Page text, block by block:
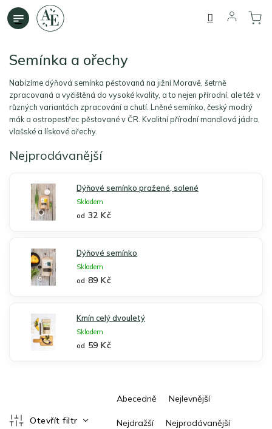
Přejít
na
Semínka a ořechy
Nabízíme dýňová semínka pěstovaná na jižní Moravě, šetrně
zpracovaná a vyčištěná do vysoké kvality, a to nejen přírodní, ale též v
různých variantách zpracování a chutí. Lněné semínko, český modrý
mák a ostropestřec pěstované v ČR. Kvalitní přírodní mandlová jádra,
vlašské a lískové ořechy.
Nejprodávanější
Dýňové semínko pražené, solené
Skladem
od 32 Kč
Dýňové semínko
Skladem
od 89 Kč
Kmín celý dvouletý
Skladem
od 59 Kč
a
z
Abecedně Nejlevnější
Nejdražší Nejprodávanější
Otevřít filtr